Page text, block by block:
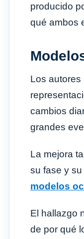
producido
qué ambos
Los autores
cambios
grandes
La mejora
su fase y
modelos
El hallazgo
de por qué